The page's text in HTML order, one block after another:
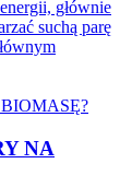
głównie
suchą parę
NA